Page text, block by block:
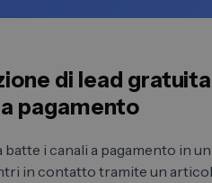
di lead
pagamento
i canali a pagamento in
in contatto tramite un